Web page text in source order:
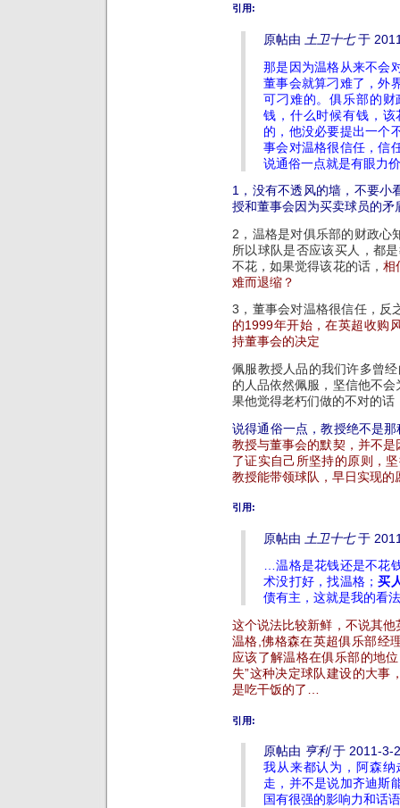
引用:
原帖由 土卫十七于
那是因为温格从来不会
董事会就算刁难了，外
可刁难的。俱乐部的
钱，什么时候有钱，
的，他没必要提出一个
事会对温格很信任，信
说通俗一点就是有眼力
1，没有不透风的墙，不要小
授和董事会因为买卖球员的矛
2，温格是对俱乐部的财政心
所以球队是否应该买人，都
不花，如果觉得该花的话， 相
难而退缩？
3，董事会对温格很信任，反
的1999年开始，在英超收购
持董事会的决定
佩服教授人品的我们许多曾
的人品依然佩服，坚信他不
果他觉得老朽们做的不对的
说得通俗一点，教授绝不是
教授与董事会的默契，并不
了证实自己所坚持的原则，
教授能带领球队，早日实现的
引用:
原帖由 土卫十七于
…温格是花钱还是不花
术没打好，找温格；买
债有主，这就是我的看
这个说法比较新鲜，不说其
温格,佛格森在英超俱乐部经
应该了解温格在俱乐部的地
失”这种决定球队建设的大事
是吃干饭的了…
引用:
原帖由 亨利于 2011-3-
我从来都认为，阿森
走，并不是说加齐迪斯
国有很强的影响力和话